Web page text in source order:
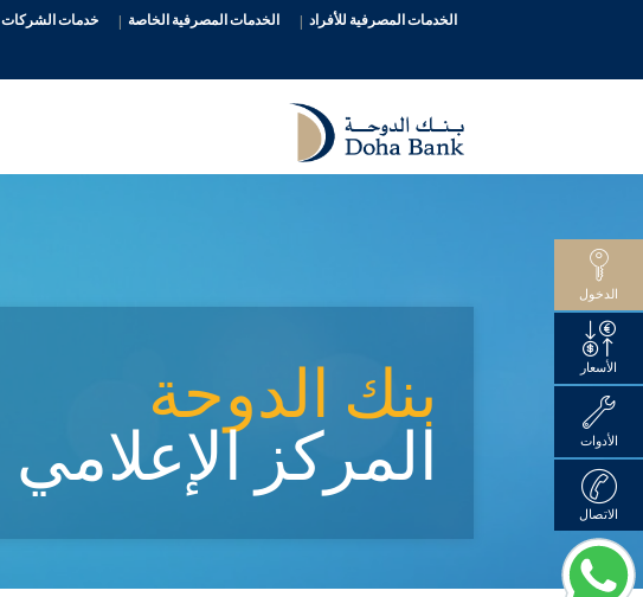
الخدمات المصرفية للأفراد الخدمات المصرفية الخاصة خدمات الشركات
بنك الدوحة
المركز الإعلامي
الدخول
الأسعار
الأدوات
الاتصال